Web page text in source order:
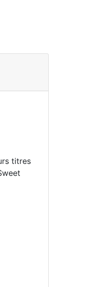
titres